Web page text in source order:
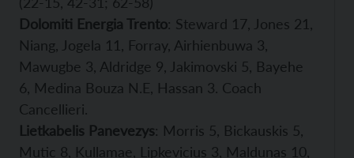
Dolomiti Energia Trento: Steward 17, Jones 21,
Niang, Jogela 11, Forray, Airhienbuwa 3,
Mawugbe 3, Aldridge 9, Jakimovski 5, Bayehe
6, Medina Bouza N.E, Hassan 3. Coach
Cancellieri.
Lietkabelis Panevezys: Morris 5, Bickauskis 5,
Mutic 8, Kullamae, Lipkevicius 3, Maldunas 10,